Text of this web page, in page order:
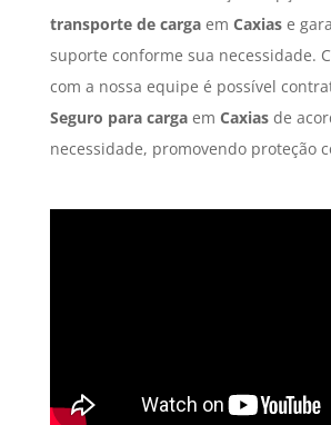
transporte de cargaem Caxiase
suporte conforme sua necessidade.
com a nossa equipe é possível
Seguro para cargaem Caxiasde
necessidade, promovendo proteção